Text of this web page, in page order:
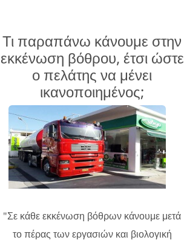
Τι παραπάνω κάνουμε στην
εκκένωση βόθρου, έτσι ώστε
ο πελάτης να μένει
ικανοποιημένος;
"Σε κάθε εκκένωση βόθρων κάνουμε μετά
το πέρας των εργασιών και βιολογική